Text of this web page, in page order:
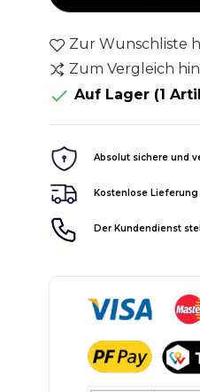
Zur Wunschliste
Zum Vergleich
 Auf Lager (1
Absolut sichere und
Kostenlose Lieferung
Der Kundendienst